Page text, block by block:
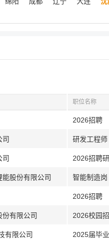
职位名称
2026招聘
司 研发工程师
司 2026招聘
股份有限公司 智能制造岗
2026招聘
有限公司
有限公司 2025届毕